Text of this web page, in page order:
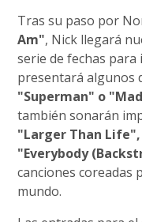
Tras su paso por
Am", Nick llegará
serie de fechas
presentará algunos
"Superman" o
también sonarán
"Larger Than
"Everybody
canciones coreadas
mundo.